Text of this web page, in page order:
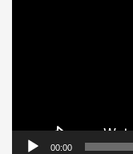
00:00